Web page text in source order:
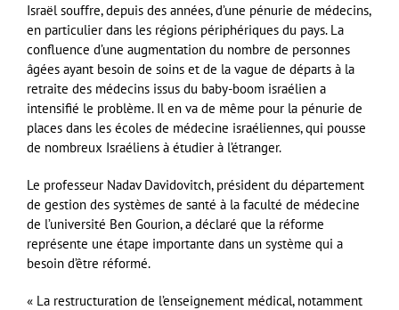
Israël souffre, depuis des années, d’une pénurie de médecins,
en particulier dans les régions périphériques du pays. La
confluence d’une augmentation du nombre de personnes
âgées ayant besoin de soins et de la vague de départs à la
retraite des médecins issus du baby-boom israélien a
intensifié le problème. Il en va de même pour la pénurie de
places dans les écoles de médecine israéliennes, qui pousse
de nombreux Israéliens à étudier à l’étranger.
Le professeur Nadav Davidovitch, président du département
de gestion des systèmes de santé à la faculté de médecine
de l’université Ben Gourion, a déclaré que la réforme
représente une étape importante dans un système qui a
besoin d’être réformé.
« La restructuration de l’enseignement médical, notamment